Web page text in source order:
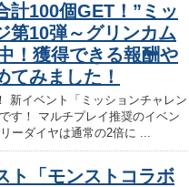
計100個GET！”ミッ
第10弾～グリンカム
！獲得できる報酬や
てみました！
新イベント「ミッションチャレン
す！ マルチプレイ推奨のイベン
ーダイヤは通常の2倍に ...
ト「モンストコラボ